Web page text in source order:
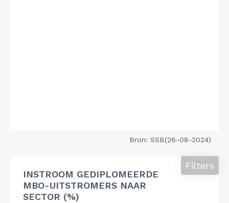
Bron: SSB(26-08-2024)
INSTROOM GEDIPLOMEERDE
MBO-UITSTROMERS NAAR
SECTOR (%)
Filters